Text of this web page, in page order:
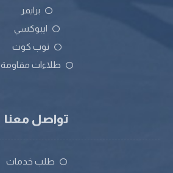
برايمر
ايبوكسي
توب كوت
طلاءات مقاومة
تواصل معنا
طلب خدمات